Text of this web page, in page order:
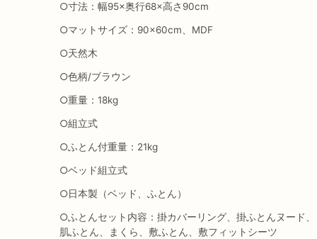
○寸法：幅95×奥行68×高さ90cm
○マットサイズ：90×60cm、MDF
○天然木
○色柄/ブラウン
○重量：18kg
○組立式
○ふとん付重量：21kg
○ベッド組立式
○日本製（ベッド、ふとん）
○ふとんセット内容：掛カバーリング、掛ふとんヌード、
肌ふとん、まくら、敷ふとん、敷フィットシーツ